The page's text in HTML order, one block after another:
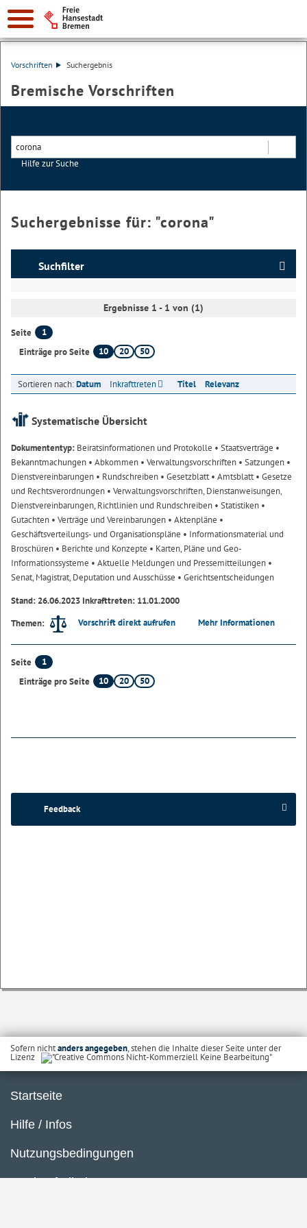
Vorschriften Suchergebnis
Bremische Vorschriften
Hilfe zur Suche
Suchergebnisse für: "corona"
Suchfilter
Ergebnisse 1 - 1 von (1)
Seite
1
Einträge pro Seite
10 20 50
Sortieren nach:Datum Inkrafttreten Titel Relevanz
Systematische Übersicht
Dokumententyp: Beiratsinformationen und Protokolle • Staatsverträge •
Bekanntmachungen • Abkommen • Verwaltungsvorschriften • Satzungen •
Dienstvereinbarungen • Rundschreiben • Gesetzblatt• Amtsblatt• Gesetze
und Rechtsverordnungen • Verwaltungsvorschriften, Dienstanweisungen,
Dienstvereinbarungen, Richtlinien und Rundschreiben • Statistiken •
Gutachten • Verträge und Vereinbarungen • Aktenpläne •
Geschäftsverteilungs- und Organisationspläne • Informationsmaterial und
Broschüren • Berichte und Konzepte • Karten, Pläne und Geo-
Informationssysteme • Aktuelle Meldungen und Pressemitteilungen •
Senat, Magistrat, Deputation und Ausschüsse • Gerichtsentscheidungen
Stand: 26.06.2023 Inkrafttreten: 11.01.2000
Themen:
Vorschrift direkt aufrufen Mehr Informationen
Seite
1
Einträge pro Seite
10 20 50
Feedback
Sofern nichtanders angegeben, stehen die Inhalte dieser Seite unter der
Lizenz
Startseite
Hilfe / Infos
Nutzungsbedingungen
Barrierefreiheit